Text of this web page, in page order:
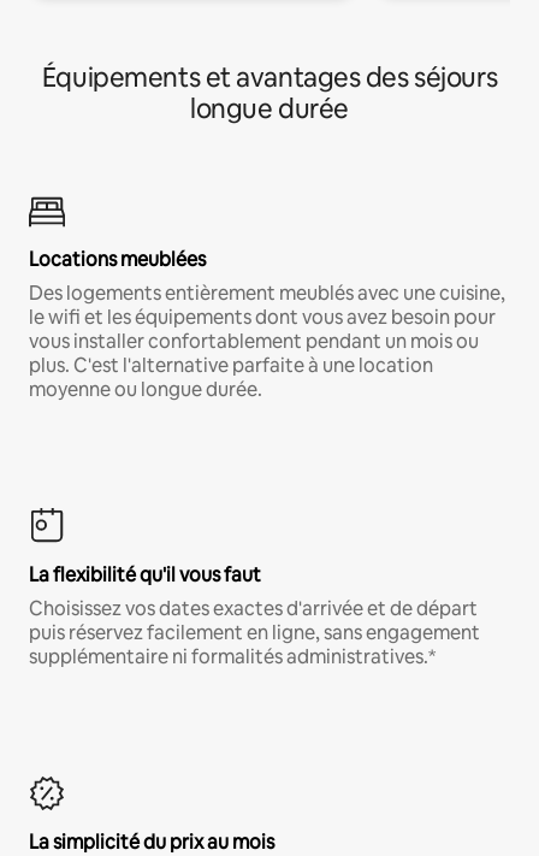
Équipements et avantages des séjours
longue durée
Locations meublées
Des logements entièrement meublés avec une cuisine,
le wifi et les équipements dont vous avez besoin pour
vous installer confortablement pendant un mois ou
plus. C'est l'alternative parfaite à une location
moyenne ou longue durée.
La flexibilité qu'il vous faut
Choisissez vos dates exactes d'arrivée et de départ
puis réservez facilement en ligne, sans engagement
supplémentaire ni formalités administratives.*
La simplicité du prix au mois